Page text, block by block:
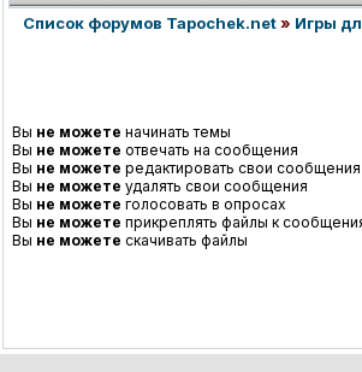
Список форумов Tapochek.net» Игры
Вы не можете начинать темы
Вы не можете отвечать на сообщения
Вы не можете редактировать свои сообщения
Вы не можете удалять свои сообщения
Вы не можете голосовать в опросах
Вы не можете прикреплять файлы к
Вы не можете скачивать файлы